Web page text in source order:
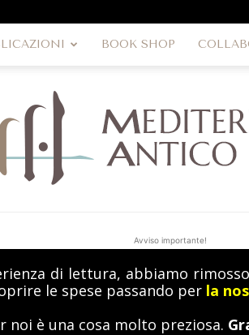
BOOK SHOP
Avviso importante!
di lettura, abbiamo
le spese passando per la
noi è una cosa molto preziosa.